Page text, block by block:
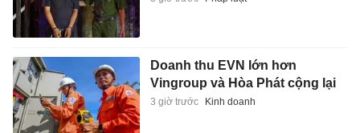
Doanh thu EVN lớn hơn
Vingroup và Hòa Phát cộng lại
3 giờ trước Kinh doanh